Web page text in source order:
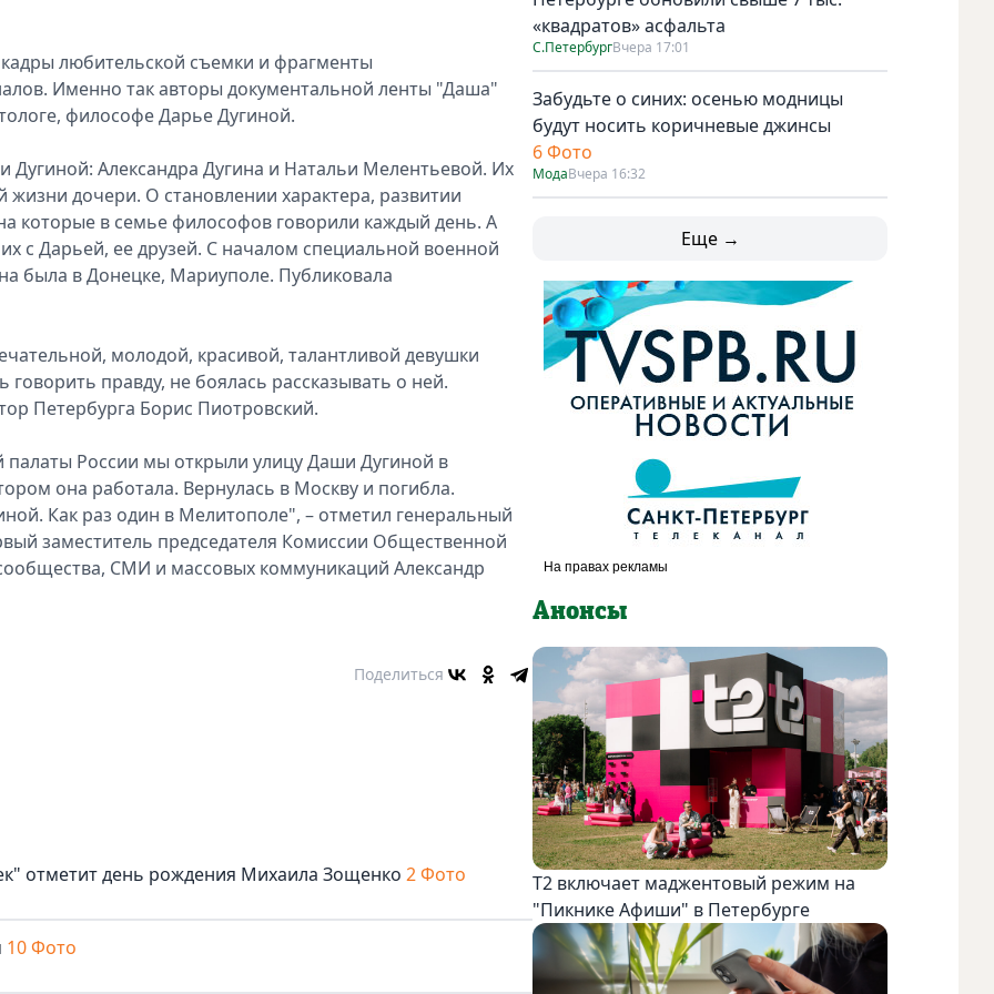
любительской съемки и фрагменты
Именно так авторы документальной ленты "Даша"
философе Дарье Дугиной.
Александра Дугина и Натальи Мелентьевой. Их
жизни дочери. О становлении характера, развитии
которые в семье философов говорили каждый день. А
с Дарьей, ее друзей. С началом специальной военной
была в Донецке, Мариуполе. Публиковала
молодой, красивой, талантливой девушки
правду, не боялась рассказывать о ней.
Петербурга Борис Пиотровский.
России мы открыли улицу Даши Дугиной в
она работала. Вернулась в Москву и погибла.
Как раз один в Мелитополе", – отметил генеральный
заместитель председателя Комиссии Общественной
СМИ и массовых коммуникаций Александр
Поделиться
отметит день рождения Михаила Зощенко 2 Фото
10 Фото
«квадратов» асфальта
С.ПетербургВчера 17:01
Забудьте о синих: осенью модницы
будут носить коричневые джинсы
6 Фото
МодаВчера 16:32
Еще →
Анонсы
Т2 включает маджентовый режим на
"Пикнике Афиши" в Петербурге